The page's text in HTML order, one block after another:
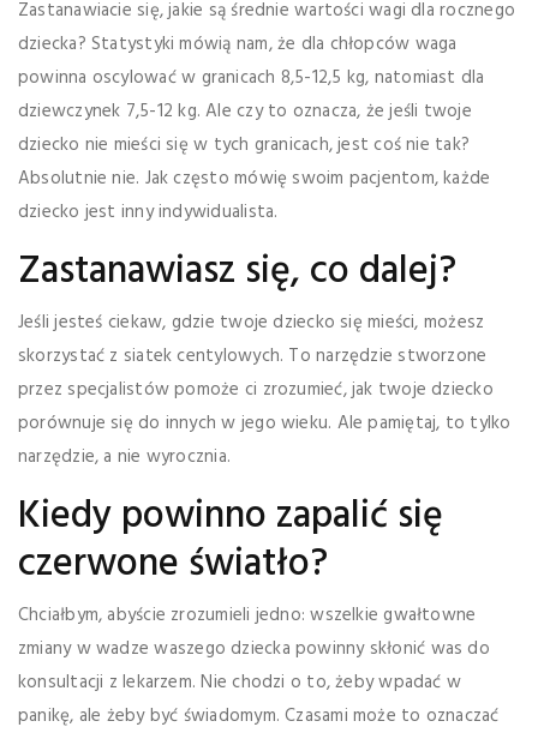
Zastanawiacie się, jakie są średnie wartości wagi dla rocznego
dziecka? Statystyki mówią nam, że dla chłopców waga
powinna oscylować w granicach 8,5-12,5 kg, natomiast dla
dziewczynek 7,5-12 kg. Ale czy to oznacza, że jeśli twoje
dziecko nie mieści się w tych granicach, jest coś nie tak?
Absolutnie nie. Jak często mówię swoim pacjentom, każde
dziecko jest inny indywidualista.
Zastanawiasz się, co dalej?
Jeśli jesteś ciekaw, gdzie twoje dziecko się mieści, możesz
skorzystać z siatek centylowych. To narzędzie stworzone
przez specjalistów pomoże ci zrozumieć, jak twoje dziecko
porównuje się do innych w jego wieku. Ale pamiętaj, to tylko
narzędzie, a nie wyrocznia.
Kiedy powinno zapalić się
czerwone światło?
Chciałbym, abyście zrozumieli jedno: wszelkie gwałtowne
zmiany w wadze waszego dziecka powinny skłonić was do
konsultacji z lekarzem. Nie chodzi o to, żeby wpadać w
panikę, ale żeby być świadomym. Czasami może to oznaczać